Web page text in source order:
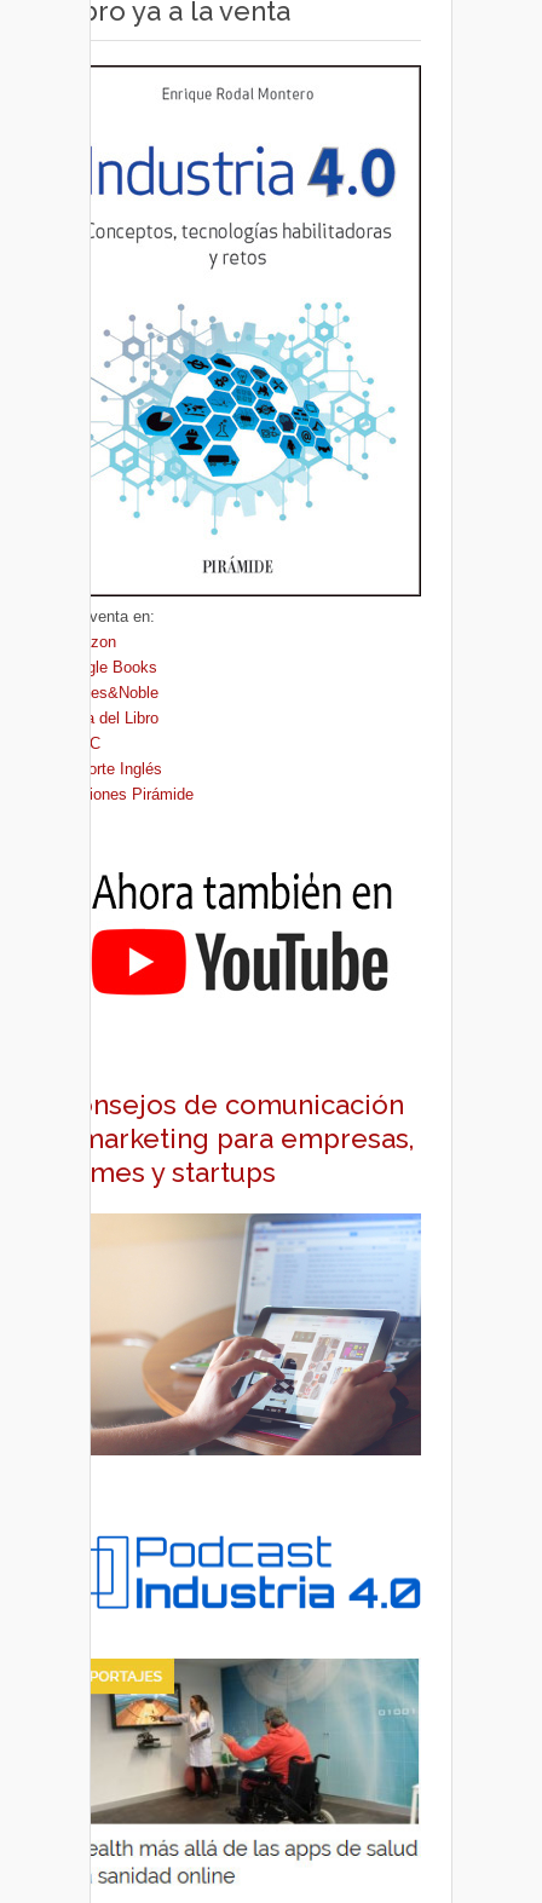
Libro ya a la venta
A la venta en:
Amazon
Google Books
Barnes&Noble
Casa del Libro
FNAC
El Corte Inglés
Ediciones Pirámide
Consejos de comunicación
y marketing para empresas,
pymes y startups